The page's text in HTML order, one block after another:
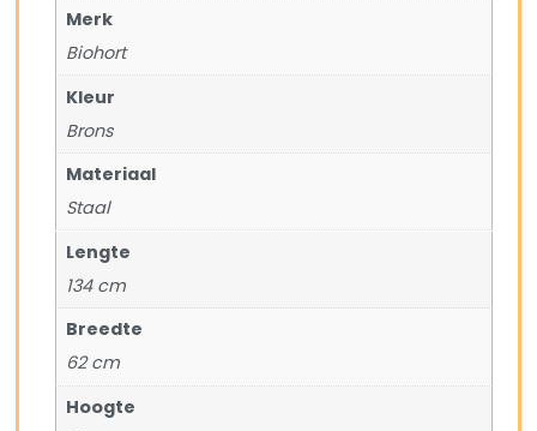
Merk
Biohort
Kleur
Brons
Materiaal
Staal
Lengte
134 cm
Breedte
62 cm
Hoogte